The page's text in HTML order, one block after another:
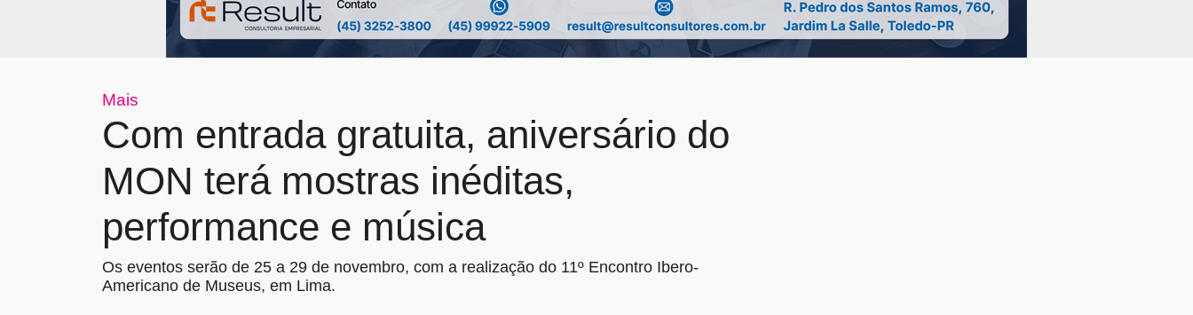
Mais
Com entrada gratuita, aniversário do
MON terá mostras inéditas,
performance e música
Os eventos serão de 25 a 29 de novembro, com a realização do 11º Encontro Ibero-
Americano de Museus, em Lima.